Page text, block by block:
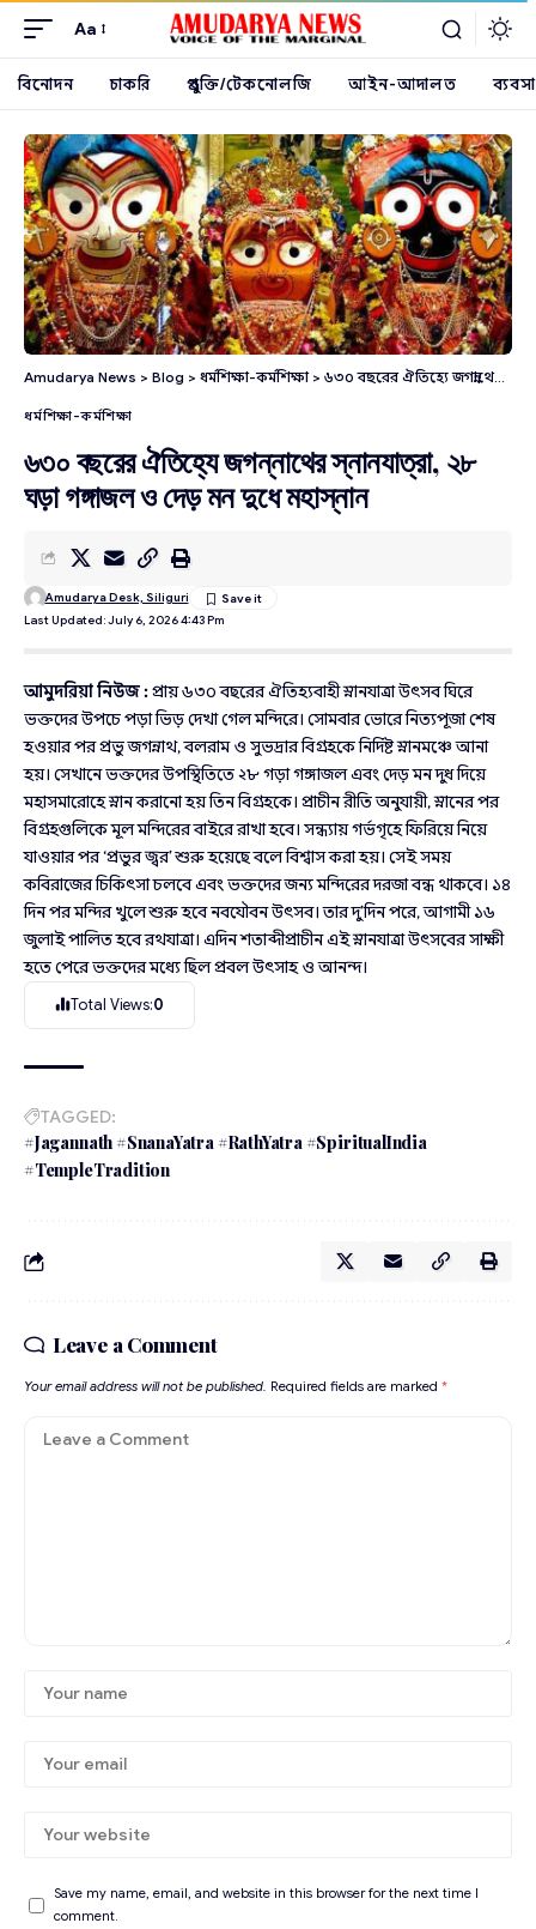
Aa
বিনোদন চাকরি প্রযুক্তি/টেকনোলজি আইন-আদালত ব্যবসা
Amudarya News > Blog > ধর্মশিক্ষা-কর্মশিক্ষা> ৬৩০ বছরের ঐতিহ্যে জগন্নাথের স্নানযাত্রা, ২৮ ঘড়া গঙ্গাজল ও দেড় মন দুধে মহাস্নান
ধর্মশিক্ষা-কর্মশিক্ষা
৬৩০ বছরের ঐতিহ্যে জগন্নাথের স্নানযাত্রা, ২৮
ঘড়া গঙ্গাজল ও দেড় মন দুধে মহাস্নান
Last Updated: July 6, 2026 4:43 Pm
Amudarya Desk, Siliguri
আমুদরিয়া নিউজ :প্রায় ৬৩০ বছরের ঐতিহ্যবাহী স্নানযাত্রা উৎসব ঘিরে
ভক্তদের উপচে পড়া ভিড় দেখা গেল মন্দিরে। সোমবার ভোরে নিত্যপূজা শেষ
হওয়ার পর প্রভু জগন্নাথ, বলরাম ও সুভদ্রার বিগ্রহকে নির্দিষ্ট স্নানমঞ্চে আনা
হয়। সেখানে ভক্তদের উপস্থিতিতে ২৮ গড়া গঙ্গাজল এবং দেড় মন দুধ দিয়ে
মহাসমারোহে স্নান করানো হয় তিন বিগ্রহকে। প্রাচীন রীতি অনুযায়ী, স্নানের পর
বিগ্রহগুলিকে মূল মন্দিরের বাইরে রাখা হবে। সন্ধ্যায় গর্ভগৃহে ফিরিয়ে নিয়ে
যাওয়ার পর ‘প্রভুর জ্বর’ শুরু হয়েছে বলে বিশ্বাস করা হয়। সেই সময়
কবিরাজের চিকিৎসা চলবে এবং ভক্তদের জন্য মন্দিরের দরজা বন্ধ থাকবে। ১৪
দিন পর মন্দির খুলে শুরু হবে নবযৌবন উৎসব। তার দু’দিন পরে, আগামী ১৬
জুলাই পালিত হবে রথযাত্রা। এদিন শতাব্দীপ্রাচীন এই স্নানযাত্রা উৎসবের সাক্ষী
হতে পেরে ভক্তদের মধ্যে ছিল প্রবল উৎসাহ ও আনন্দ।
Total Views:0
TAGGED:
#Jagannath #SnanaYatra #RathYatra #SpiritualIndia
#TempleTradition
Leave a Comment
Your email address will not be published. Required fields are marked *
Save my name, email, and website in this browser for the next time I
comment.